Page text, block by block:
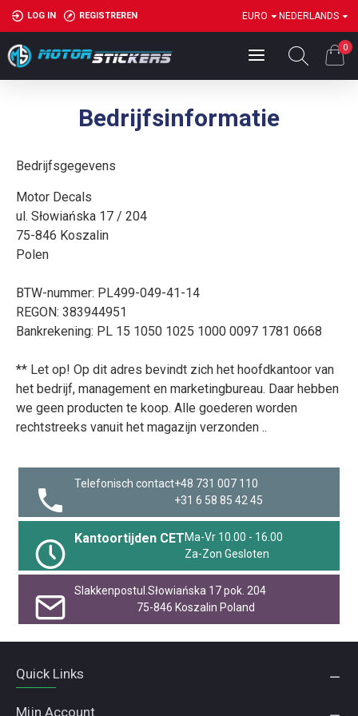
LOG IN REGISTREREN EURO NEDERLANDS
0
Bedrijfsinformatie
Bedrijfsgegevens
Motor Decals
ul. Słowiańska 17 / 204
75-846 Koszalin
Polen
BTW-nummer: PL499-049-41-14
REGON: 383944951
Bankrekening: PL 15 1050 1025 1000 0097 1781 0668
** Let op! Op dit adres bevindt zich het hoofdkantoor van
het bedrijf, management en marketingbureau. Daar hebben
we geen producten te koop. Alle goederen worden
rechtstreeks vanuit het magazijn verzonden ..
Telefonisch contact+48 731 007 110
+31 6 58 85 42 45
Kantoortijden CETMa-Vr 10.00 - 16.00
Za-Zon Gesloten
Slakkenpostul.Słowiańska 17 pok. 204
75-846 Koszalin Poland
Quick Links
Mijn Account